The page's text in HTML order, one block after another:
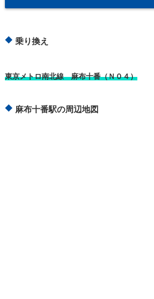
乗り換え
東京メトロ南北線 麻布十番（Ｎ０４）
麻布十番駅の周辺地図